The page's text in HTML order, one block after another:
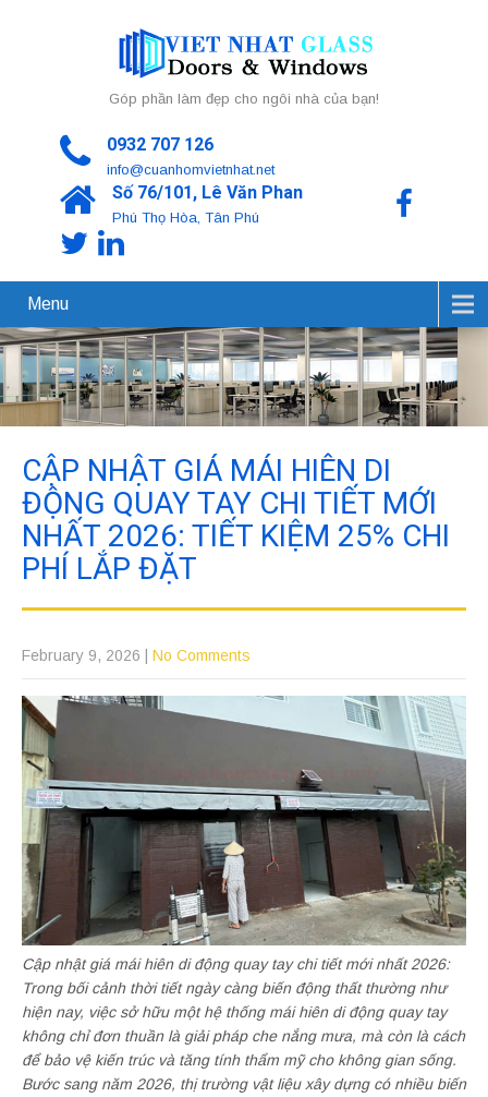
Góp phần làm đẹp cho ngôi nhà của bạn!
0932 707 126
info@cuanhomvietnhat.net
Số 76/101, Lê Văn Phan
Phú Thọ Hòa, Tân Phú
Menu
CẬP NHẬT GIÁ MÁI HIÊN DI
ĐỘNG QUAY TAY CHI TIẾT MỚI
NHẤT 2026: TIẾT KIỆM 25% CHI
PHÍ LẮP ĐẶT
February 9, 2026 | No Comments
Cập nhật giá mái hiên di động quay tay chi tiết mới nhất 2026:
Trong bối cảnh thời tiết ngày càng biến động thất thường như
hiện nay, việc sở hữu một hệ thống mái hiên di động quay tay
không chỉ đơn thuần là giải pháp che nắng mưa, mà còn là cách
để bảo vệ kiến trúc và tăng tính thẩm mỹ cho không gian sống.
Bước sang năm 2026, thị trường vật liệu xây dựng có nhiều biến